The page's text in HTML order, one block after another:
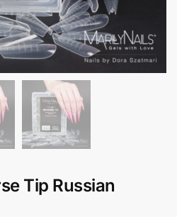
Tip Russian